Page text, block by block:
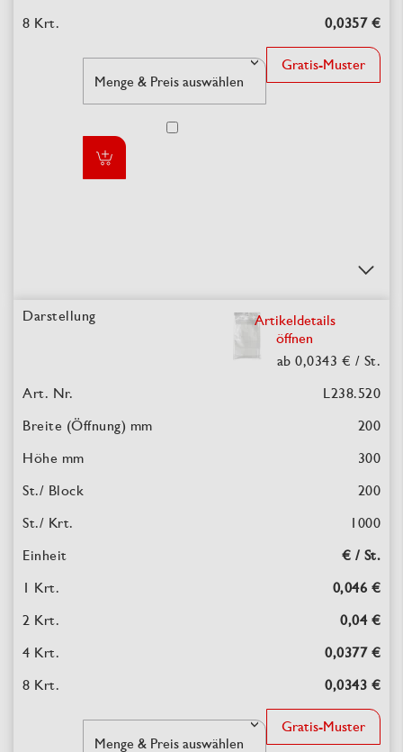
0,0357 €
Gratis-Muster
Artikeldetails
öffnen
ab 0,0343 € / St.
L238.520
200
300
200
1000
€ / St.
0,046 €
0,04 €
0,0377 €
0,0343 €
Gratis-Muster